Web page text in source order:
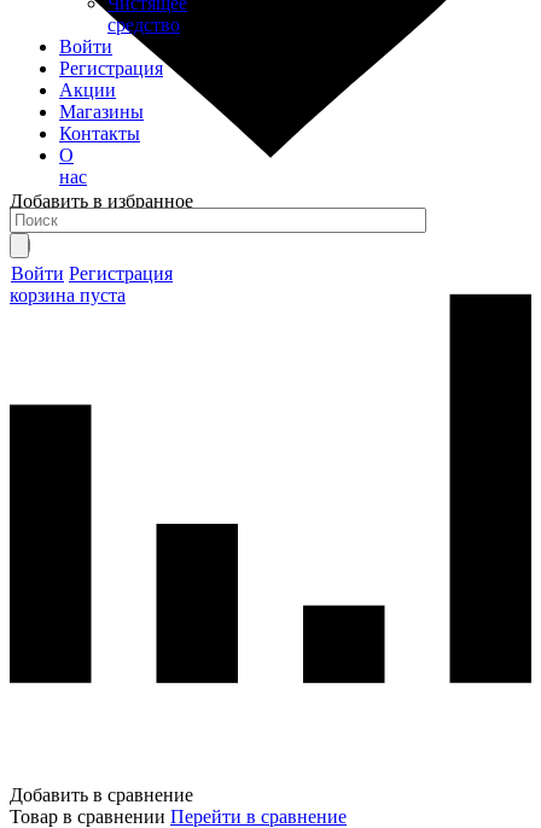
средство
Войти
Регистрация
Акции
Магазины
Контакты
О
нас
Войти Регистрация
корзина пуста
Добавить в избранное
Товар в избранном
Добавить в сравнение
Товар в сравнении Перейти в сравнение